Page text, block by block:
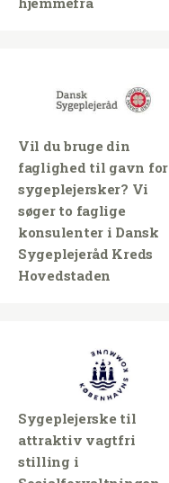
Vil du bruge din
faglighed til gavn for
sygeplejersker? Vi
søger to faglige
konsulenter i Dansk
Sygeplejeråd Kreds
Hovedstaden
Sygeplejerske til
attraktiv vagtfri
stilling i